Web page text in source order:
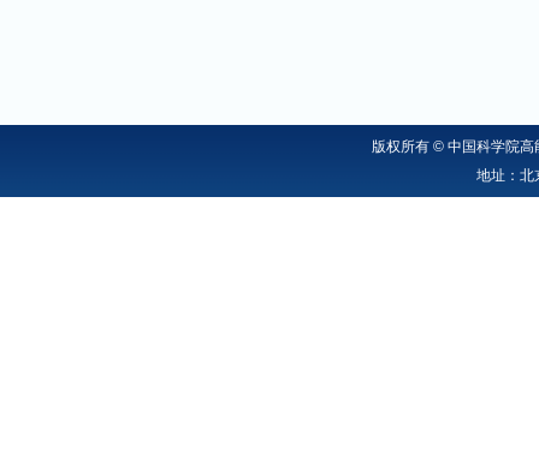
版权所有 © 中国科学院
地址：